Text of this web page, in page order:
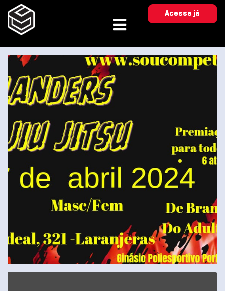
Acesse já